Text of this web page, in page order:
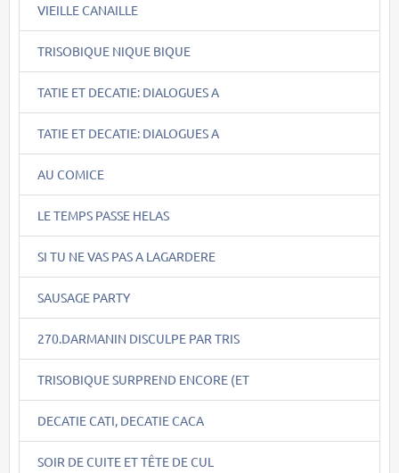
VIEILLE CANAILLE
TRISOBIQUE NIQUE BIQUE
TATIE ET DECATIE: DIALOGUES A
TATIE ET DECATIE: DIALOGUES A
AU COMICE
LE TEMPS PASSE HELAS
SI TU NE VAS PAS A LAGARDERE
SAUSAGE PARTY
270.DARMANIN DISCULPE PAR TRIS
TRISOBIQUE SURPREND ENCORE (ET
DECATIE CATI, DECATIE CACA
SOIR DE CUITE ET TÊTE DE CUL